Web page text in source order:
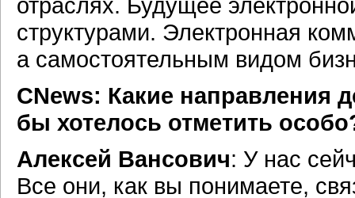
структурами. Электронная
а самостоятельным видом
CNews: Какие направления
бы хотелось отметить
Алексей Вансович: У нас
Все они, как вы понимаете,